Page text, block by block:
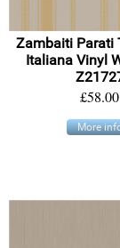
Zambaiti Parati
Italiana Vinyl
£58.00
More